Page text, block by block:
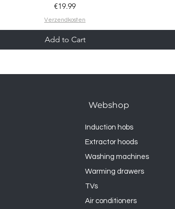
Price
€19.99
Verzendkosten
Add to Cart
Webshop
Induction hobs
Extractor hoods
Washing machines
Warming drawers
TVs
Air conditioners